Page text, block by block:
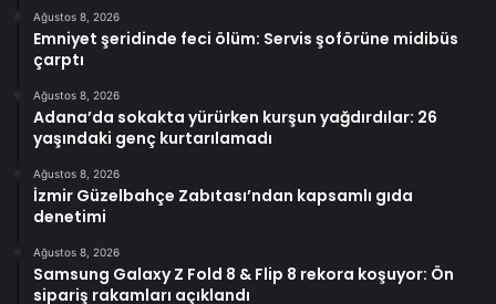
Ağustos 8, 2026
Emniyet şeridinde feci ölüm: Servis şoförüne midibüs
çarptı
Ağustos 8, 2026
Adana’da sokakta yürürken kurşun yağdırdılar: 26
yaşındaki genç kurtarılamadı
Ağustos 8, 2026
İzmir Güzelbahçe Zabıtası’ndan kapsamlı gıda
denetimi
Ağustos 8, 2026
Samsung Galaxy Z Fold 8 & Flip 8 rekora koşuyor: Ön
sipariş rakamları açıklandı